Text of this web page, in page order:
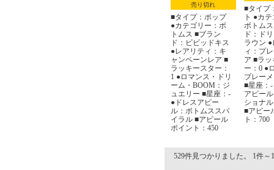
売り切れ
■タイプ：ポップ
●カテゴリー：ボ
トムス ■ブラン
ド：ビビッドキス
●レアリティ：キ
ャンペーンレア ■
ラッキースター：
1 ●ロマンス・ドリ
ーム・BOOM：ジ
ュエリー ■星座：-
●ドレスアピー
ル：ボトムススパ
イラル ■アピール
ポイント：450
■タイプ
ト ●カ
ボトム
ド：ド
ラウン
ィ：プ
ア ■ラ
ー：0 ●
ブレー
■星座：
アピー
ショナ
■アピー
ト：700
529件見つかりました。 1件